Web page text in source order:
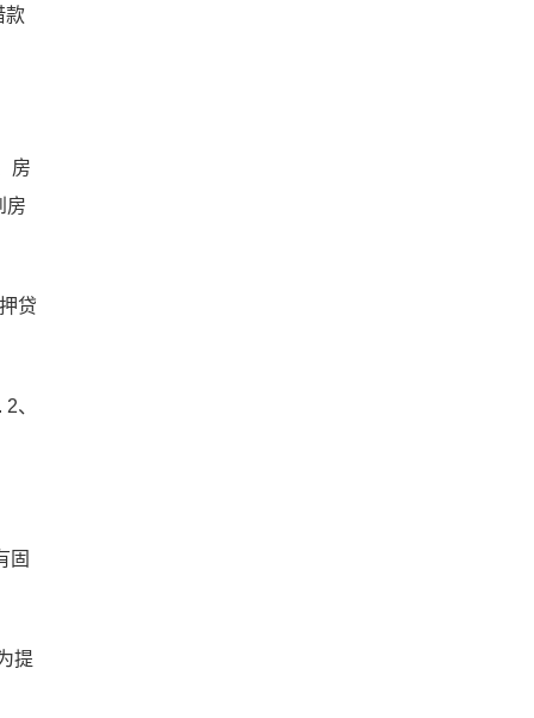
款
房
房
贷
、
固
提